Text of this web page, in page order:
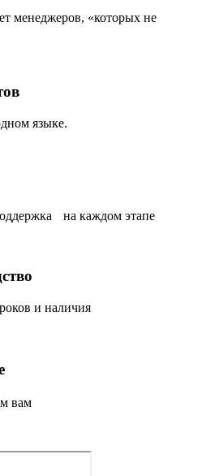
менеджеров, «которых не
языке.
на каждом этапе
и наличия
вам